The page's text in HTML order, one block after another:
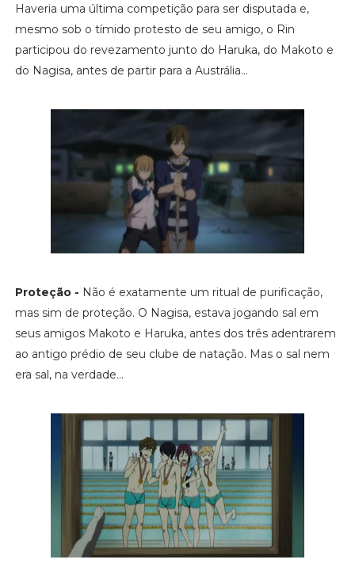
Haveria uma última competição para ser disputada e,
mesmo sob o tímido protesto de seu amigo, o Rin
participou do revezamento junto do Haruka, do Makoto e
do Nagisa, antes de partir para a Austrália...
Proteção - Não é exatamente um ritual de purificação,
mas sim de proteção. O Nagisa, estava jogando sal em
seus amigos Makoto e Haruka, antes dos três adentrarem
ao antigo prédio de seu clube de natação. Mas o sal nem
era sal, na verdade...